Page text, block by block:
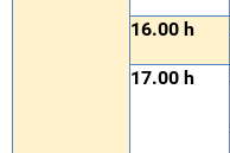
16.00 h
17.00 h